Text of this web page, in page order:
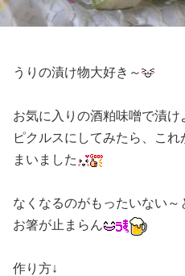
うりの漬け物大好き～
お気に入りの酒粕味噌で漬け
ピクルスにしてみたら、こ
まいました
なくなるのがもったいない～
お箸が止まらん
作り方↓